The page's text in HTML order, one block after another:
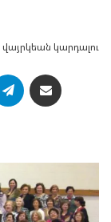
վայրկեան կարդալու
Telegram